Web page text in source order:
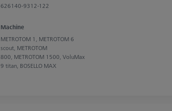
626140-9312-122
Machine
METROTOM 1, METROTOM 6
scout, METROTOM
800, METROTOM 1500, VoluMax
9 titan, BOSELLO MAX